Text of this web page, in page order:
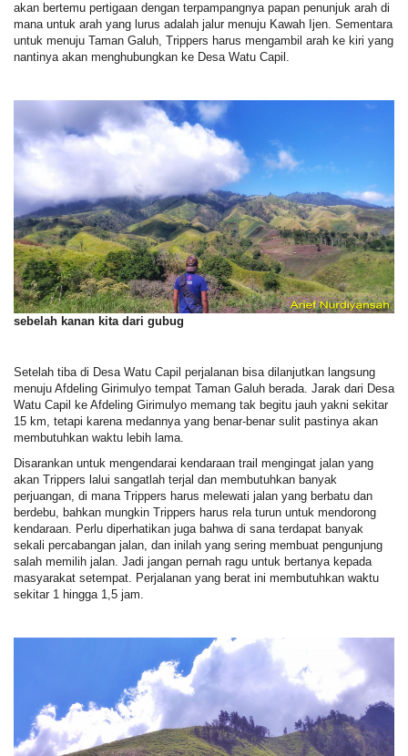
akan bertemu pertigaan dengan terpampangnya papan penunjuk arah di
mana untuk arah yang lurus adalah jalur menuju Kawah Ijen. Sementara
untuk menuju Taman Galuh, Trippers harus mengambil arah ke kiri yang
nantinya akan menghubungkan ke Desa Watu Capil.
sebelah kanan kita dari gubug
Setelah tiba di Desa Watu Capil perjalanan bisa dilanjutkan langsung
menuju Afdeling Girimulyo tempat Taman Galuh berada. Jarak dari Desa
Watu Capil ke Afdeling Girimulyo memang tak begitu jauh yakni sekitar
15 km, tetapi karena medannya yang benar-benar sulit pastinya akan
membutuhkan waktu lebih lama.
Disarankan untuk mengendarai kendaraan trail mengingat jalan yang
akan Trippers lalui sangatlah terjal dan membutuhkan banyak
perjuangan, di mana Trippers harus melewati jalan yang berbatu dan
berdebu, bahkan mungkin Trippers harus rela turun untuk mendorong
kendaraan. Perlu diperhatikan juga bahwa di sana terdapat banyak
sekali percabangan jalan, dan inilah yang sering membuat pengunjung
salah memilih jalan. Jadi jangan pernah ragu untuk bertanya kepada
masyarakat setempat. Perjalanan yang berat ini membutuhkan waktu
sekitar 1 hingga 1,5 jam.